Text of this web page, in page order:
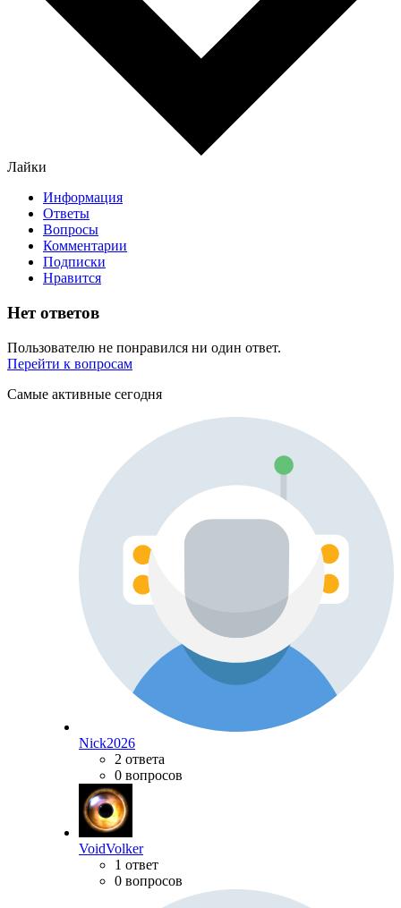
Лайки
Информация
Ответы
Вопросы
Комментарии
Подписки
Нравится
Нет ответов
Пользователю не понравился ни один ответ.
Перейти к вопросам
Самые активные сегодня
Nick2026
2 ответа
0 вопросов
VoidVolker
1 ответ
0 вопросов